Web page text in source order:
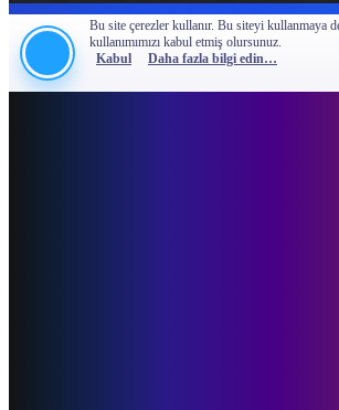
Bu site çerezler kullanır. Bu siteyi kullanmaya
kullanımımızı kabul etmiş olursunuz.
Kabul
Daha fazla bilgi edin…